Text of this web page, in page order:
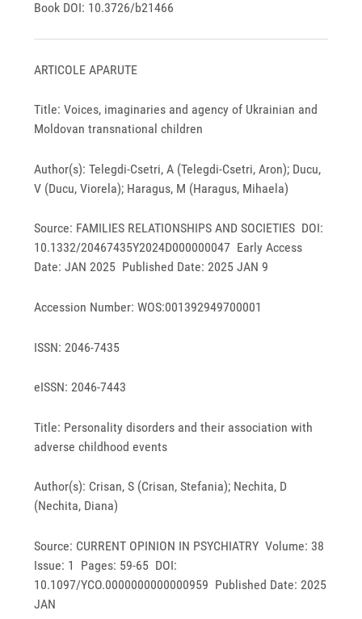
Book DOI: 10.3726/b21466
ARTICOLE APARUTE
Title: Voices, imaginaries and agency of Ukrainian and
Moldovan transnational children
Author(s): Telegdi-Csetri, A (Telegdi-Csetri, Aron); Ducu,
V (Ducu, Viorela); Haragus, M (Haragus, Mihaela)
Source: FAMILIES RELATIONSHIPS AND SOCIETIES DOI:
10.1332/20467435Y2024D000000047 Early Access
Date: JAN 2025 Published Date: 2025 JAN 9
Accession Number: WOS:001392949700001
ISSN: 2046-7435
eISSN: 2046-7443
Title: Personality disorders and their association with
adverse childhood events
Author(s): Crisan, S (Crisan, Stefania); Nechita, D
(Nechita, Diana)
Source: CURRENT OPINION IN PSYCHIATRY Volume: 38
Issue: 1 Pages: 59-65 DOI:
10.1097/YCO.0000000000000959 Published Date: 2025
JAN